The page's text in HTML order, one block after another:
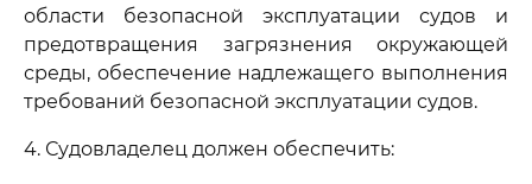
области безопасной эксплуатации судов и
предотвращения загрязнения окружающей
среды, обеспечение надлежащего выполнения
требований безопасной эксплуатации судов.
4. Судовладелец должен обеспечить: